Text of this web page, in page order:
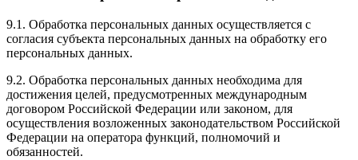
9.1. Обработка персональных данных осуществляется с
согласия субъекта персональных данных на обработку его
персональных данных.
9.2. Обработка персональных данных необходима для
достижения целей, предусмотренных международным
договором Российской Федерации или законом, для
осуществления возложенных законодательством Российской
Федерации на оператора функций, полномочий и
обязанностей.